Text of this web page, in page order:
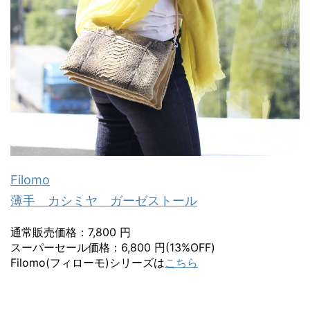
Filomo
薄手 カシミヤ ガーゼストール
通常販売価格：7,800 円
スーパーセール価格：6,800 円(13%OFF)
Filomo(フィローモ)シリーズはこちら